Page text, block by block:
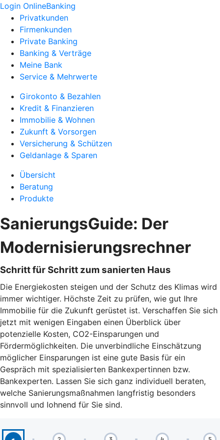
Login OnlineBanking
Privatkunden
Firmenkunden
Private Banking
Banking & Verträge
Meine Bank
Service & Mehrwerte
Girokonto & Bezahlen
Kredit & Finanzieren
Immobilie & Wohnen
Zukunft & Vorsorgen
Versicherung & Schützen
Geldanlage & Sparen
Übersicht
Beratung
Produkte
SanierungsGuide: Der
Modernisierungsrechner
Schritt für Schritt zum sanierten Haus
Die Energiekosten steigen und der Schutz des Klimas wird
immer wichtiger. Höchste Zeit zu prüfen, wie gut Ihre
Immobilie für die Zukunft gerüstet ist. Verschaffen Sie sich
jetzt mit wenigen Eingaben einen Überblick über
potenzielle Kosten, CO2-Einsparungen und
Fördermöglichkeiten. Die unverbindliche Einschätzung
möglicher Einsparungen ist eine gute Basis für ein
Gespräch mit spezialisierten Bankexpertinnen bzw.
Bankexperten. Lassen Sie sich ganz individuell beraten,
welche Sanierungsmaßnahmen langfristig besonders
sinnvoll und lohnend für Sie sind.